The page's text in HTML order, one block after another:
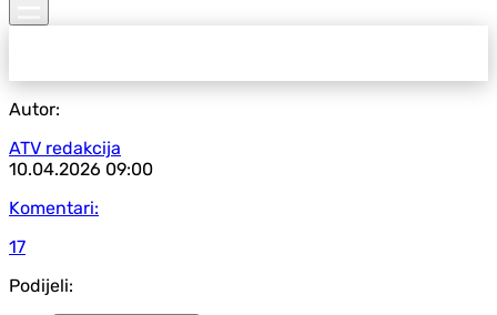
Autor:
ATV redakcija
10.04.2026 09:00
Komentari:
17
Podijeli: